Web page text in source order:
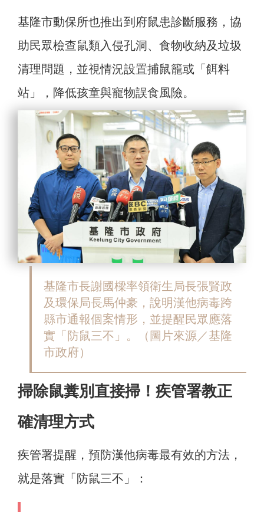
基隆市動保所也推出到府鼠患診斷服務，協
助民眾檢查鼠類入侵孔洞、食物收納及垃圾
清理問題，並視情況設置捕鼠籠或「餌料
站」，降低孩童與寵物誤食風險。
基隆市長謝國樑率領衛生局長張賢政
及環保局長馬仲豪，說明漢他病毒跨
縣市通報個案情形，並提醒民眾應落
實「防鼠三不」。（圖片來源／基隆
市政府）
掃除鼠糞別直接掃！疾管署教正
確清理方式
疾管署提醒，預防漢他病毒最有效的方法，
就是落實「防鼠三不」：